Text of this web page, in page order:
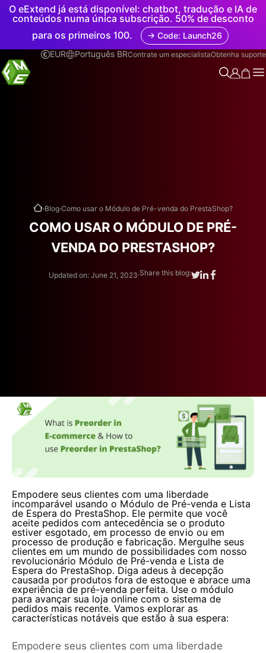
O eExtend já está disponível: chatbot, tradução e IA de
conteúdos numa única subscrição. 50% de desconto
para os primeiros 100.
→ Code: Launch26
EUR
Português BRContrate um especialistaObtenha suporte
.Blog.Como usar o Módulo de Pré-venda do PrestaShop?
COMO USAR O MÓDULO DE PRÉ-
VENDA DO PRESTASHOP?
Updated on: June 21, 2023.Share this blog:
Empodere seus clientes com uma liberdade
incomparável usando o Módulo de Pré-venda e Lista
de Espera do PrestaShop. Ele permite que você
aceite pedidos com antecedência se o produto
estiver esgotado, em processo de envio ou em
processo de produção e fabricação. Mergulhe seus
clientes em um mundo de possibilidades com nosso
revolucionário Módulo de Pré-venda e Lista de
Espera do PrestaShop. Diga adeus à decepção
causada por produtos fora de estoque e abrace uma
experiência de pré-venda perfeita. Use o módulo
para avançar sua loja online com o sistema de
pedidos mais recente. Vamos explorar as
características notáveis que estão à sua espera:
Empodere seus clientes com uma liberdade